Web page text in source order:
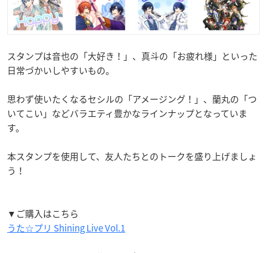
スタンプは音也の「大好き！」、真斗の「お疲れ様」といった
日常づかいしやすいもの。
思わず使いたくなるセシルの「アメージング！」、蘭丸の「つ
いてこい」などバラエティ豊かなラインナップとなっていま
す。
本スタンプを使用して、友人たちとのトークを盛り上げましょ
う！
▼ご購入はこちら
うた☆プリ Shining Live Vol.1